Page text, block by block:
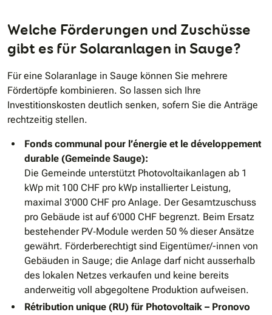
Welche Förderungen und Zuschüsse
gibt es für Solaranlagen in Sauge?
Für eine Solaranlage in Sauge können Sie mehrere
Fördertöpfe kombinieren. So lassen sich Ihre
Investitionskosten deutlich senken, sofern Sie die Anträge
rechtzeitig stellen.
Fonds communal pour l’énergie et le développement
durable (Gemeinde Sauge):
Die Gemeinde unterstützt Photovoltaikanlagen ab 1
kWp mit 100 CHF pro kWp installierter Leistung,
maximal 3'000 CHF pro Anlage. Der Gesamtzuschuss
pro Gebäude ist auf 6'000 CHF begrenzt. Beim Ersatz
bestehender PV‐Module werden 50 % dieser Ansätze
gewährt. Förderberechtigt sind Eigentümer/-innen von
Gebäuden in Sauge; die Anlage darf nicht ausserhalb
des lokalen Netzes verkaufen und keine bereits
anderweitig voll abgegoltene Produktion aufweisen.
Rétribution unique (RU) für Photovoltaik – Pronovo